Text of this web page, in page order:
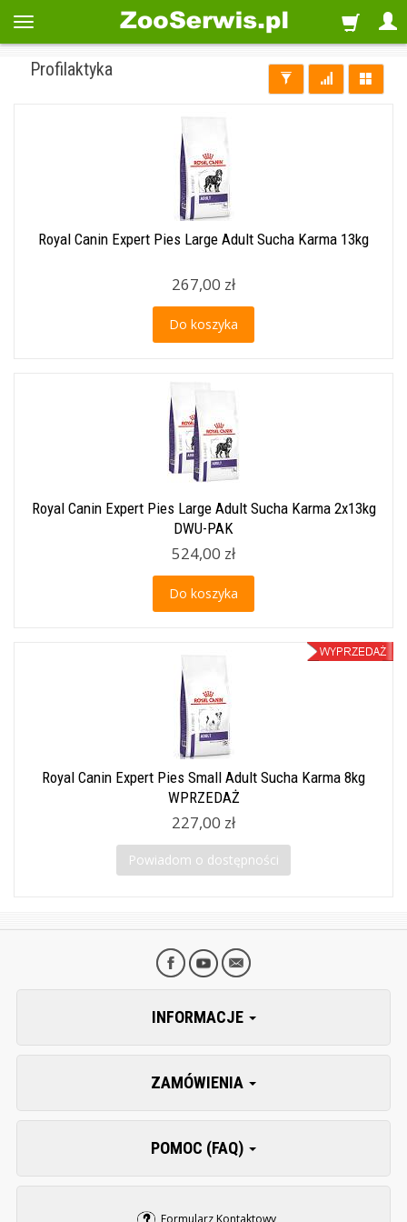
Profilaktyka
Royal Canin Expert Pies Large Adult Sucha Karma 13kg
267,00 zł
Do koszyka
Royal Canin Expert Pies Large Adult Sucha Karma 2x13kg
DWU-PAK
524,00 zł
Do koszyka
Royal Canin Expert Pies Small Adult Sucha Karma 8kg
WPRZEDAŻ
227,00 zł
Powiadom o dostępności
INFORMACJE
ZAMÓWIENIA
POMOC (FAQ)